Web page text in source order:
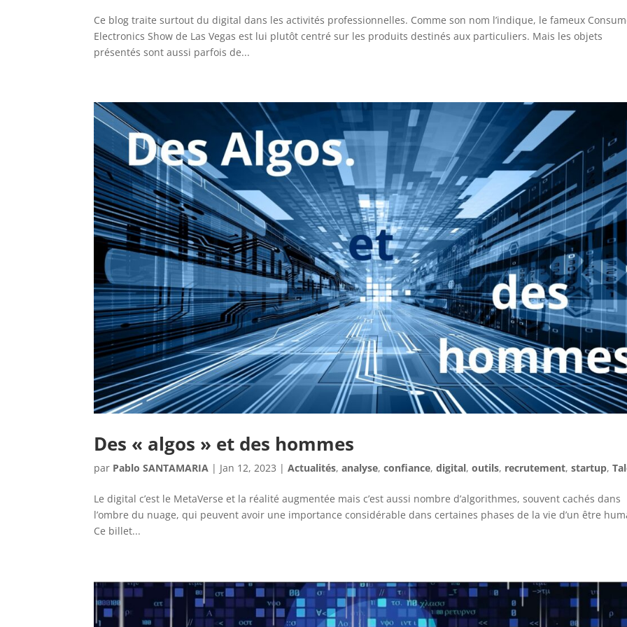
Ce blog traite surtout du digital dans les activités professionnelles. Comme son nom l’indique, le fameux
Electronics Show de Las Vegas est lui plutôt centré sur les produits destinés aux particuliers. Mais les objets
présentés sont aussi parfois de...
Des « algos » et des hommes
par Pablo SANTAMARIA | Jan 12, 2023 |Actualités,analyse,confiance,digital,outils, recrutement,startup,
Le digital c’est le MetaVerse et la réalité augmentée mais c’est aussi nombre d’algorithmes, souvent cachés dans
l’ombre du nuage, qui peuvent avoir une importance considérable dans certaines phases de la vie d’un être
Ce billet...